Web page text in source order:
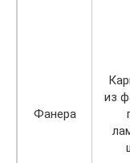
Фанера
из